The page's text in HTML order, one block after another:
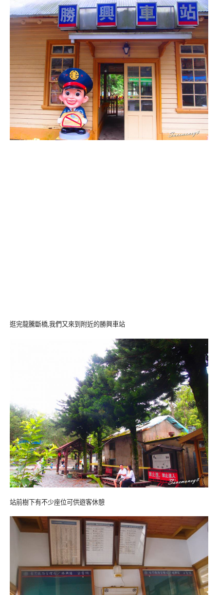
逛完龍騰斷橋,我們又來到附近的勝興車站
站前樹下有不少座位可供遊客休憩